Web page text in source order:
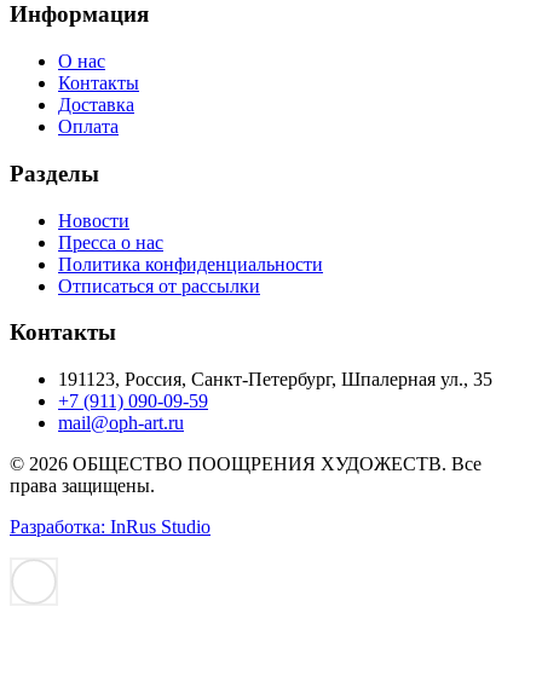
Информация
О нас
Контакты
Доставка
Оплата
Разделы
Новости
Пресса о нас
Политика конфиденциальности
Отписаться от рассылки
Контакты
191123, Россия, Санкт-Петербург, Шпалерная ул., 35
+7 (911) 090-09-59
mail@oph-art.ru
© 2026 ОБЩЕСТВО ПООЩРЕНИЯ ХУДОЖЕСТВ. Все
права защищены.
Разработка: InRus Studio